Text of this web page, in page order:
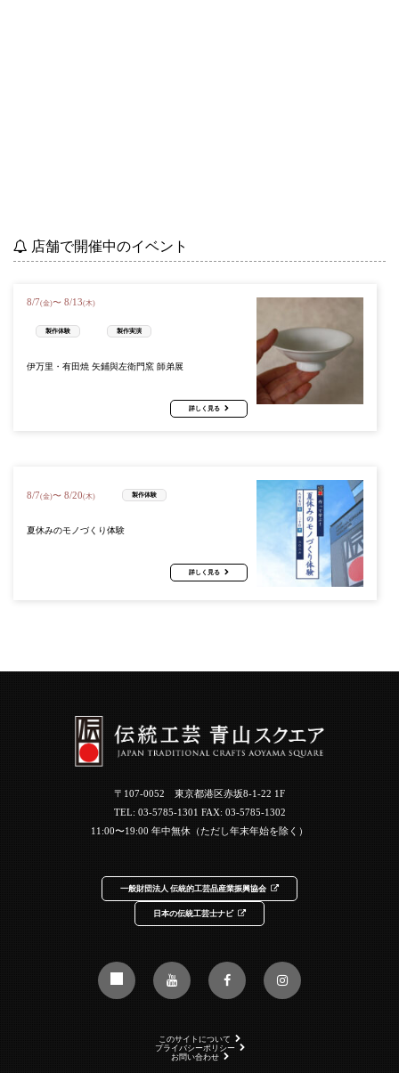
店舗で開催中のイベント
8/7(金)〜 8/13(木)
製作体験 製作実演
伊万里・有田焼 矢鋪與左衛門窯 師弟展
詳しく見る
8/7(金)〜 8/20(木) 製作体験
夏休みのモノづくり体験
詳しく見る
〒107-0052 東京都港区赤坂8-1-22 1F
TEL: 03-5785-1301 FAX: 03-5785-1302
11:00〜19:00 年中無休（ただし年末年始を除く）
一般財団法人 伝統的工芸品産業振興協会
日本の伝統工芸士ナビ
このサイトについて
プライバシーポリシー
お問い合わせ